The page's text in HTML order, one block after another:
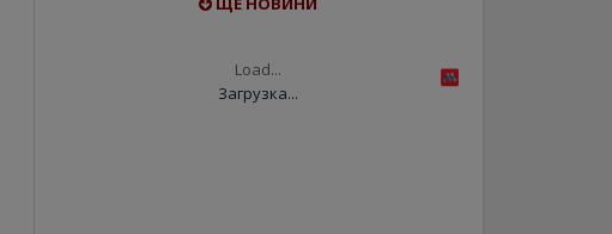
Load...
Загрузка...